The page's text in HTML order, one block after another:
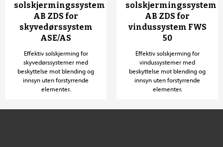
solskjermingssystem
AB ZDS for
skyvedørssystem
ASE/AS
Effektiv solskjerming for
skyvedørssystemer med
beskyttelse mot blending og
innsyn uten forstyrrende
elementer.
solskjermingssystem
AB ZDS for
vindussystem FWS
50
Effektiv solskjerming for
vindussystemer med
beskyttelse mot blending og
innsyn uten forstyrrende
elementer.